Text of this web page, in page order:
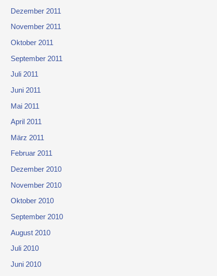
Dezember 2011
November 2011
Oktober 2011
September 2011
Juli 2011
Juni 2011
Mai 2011
April 2011
März 2011
Februar 2011
Dezember 2010
November 2010
Oktober 2010
September 2010
August 2010
Juli 2010
Juni 2010